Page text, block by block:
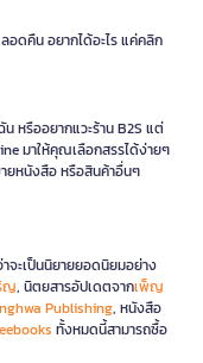
ดคืน อยากได้อะไร แค่คลิก
หรืออยากแวะร้าน B2S แต่
มาให้คุณเลือกสรรได้ง่ายๆ
ยหนังสือ หรือสินค้าอื่นๆ
จะเป็นนิยายยอดนิยมอย่าง
ญ, นิตยสารอัปเดตจากเพ็ญ
Publishing, หนังสือ
ทั้งหมดนี้สามารถซื้อ